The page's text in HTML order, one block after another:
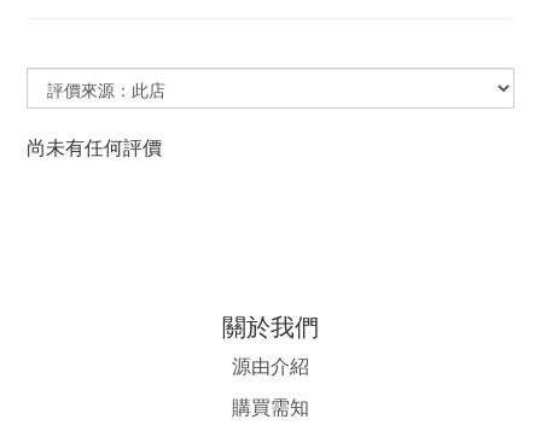
尚未有任何評價
關於我們
源由介紹
購買需知